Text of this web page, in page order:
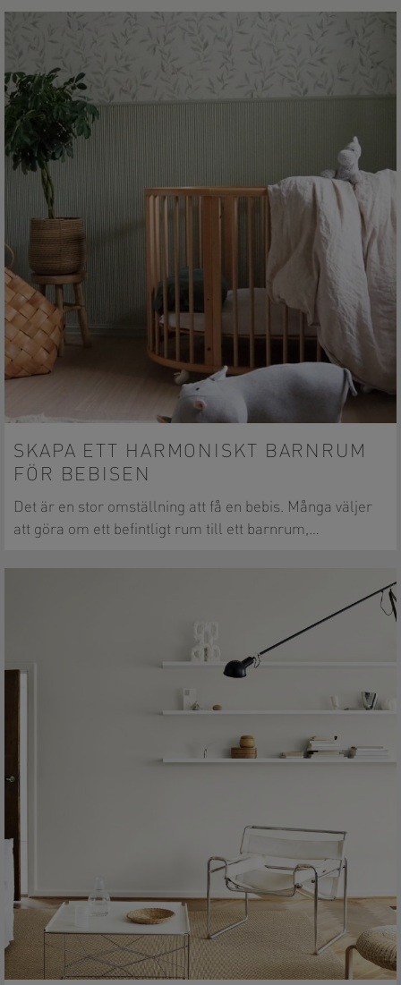
SKAPA ETT HARMONISKT BARNRUM
FÖR BEBISEN
Det är en stor omställning att få en bebis. Många väljer
att göra om ett befintligt rum till ett barnrum,…